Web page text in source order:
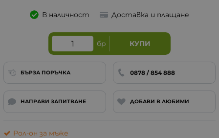
В наличност Доставка и плащане
бр КУПИ
БЪРЗА ПОРЪЧКА 0878 / 854 888
НАПРАВИ ЗАПИТВАНЕ ДОБАВИ В ЛЮБИМИ
Рол-он за мъже